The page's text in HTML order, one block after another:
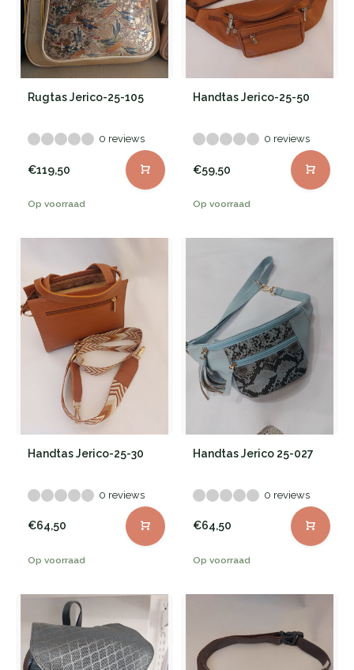
Rugtas Jerico-25-105
0 reviews
€119,50
Op voorraad
Handtas Jerico-25-50
0 reviews
€59,50
Op voorraad
Handtas Jerico-25-30
0 reviews
€64,50
Op voorraad
Handtas Jerico 25-027
0 reviews
€64,50
Op voorraad